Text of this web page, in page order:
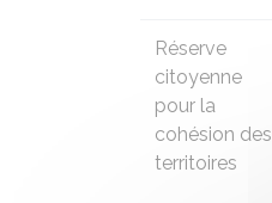
Réserve
citoyenne
pour la
cohésion des
territoires